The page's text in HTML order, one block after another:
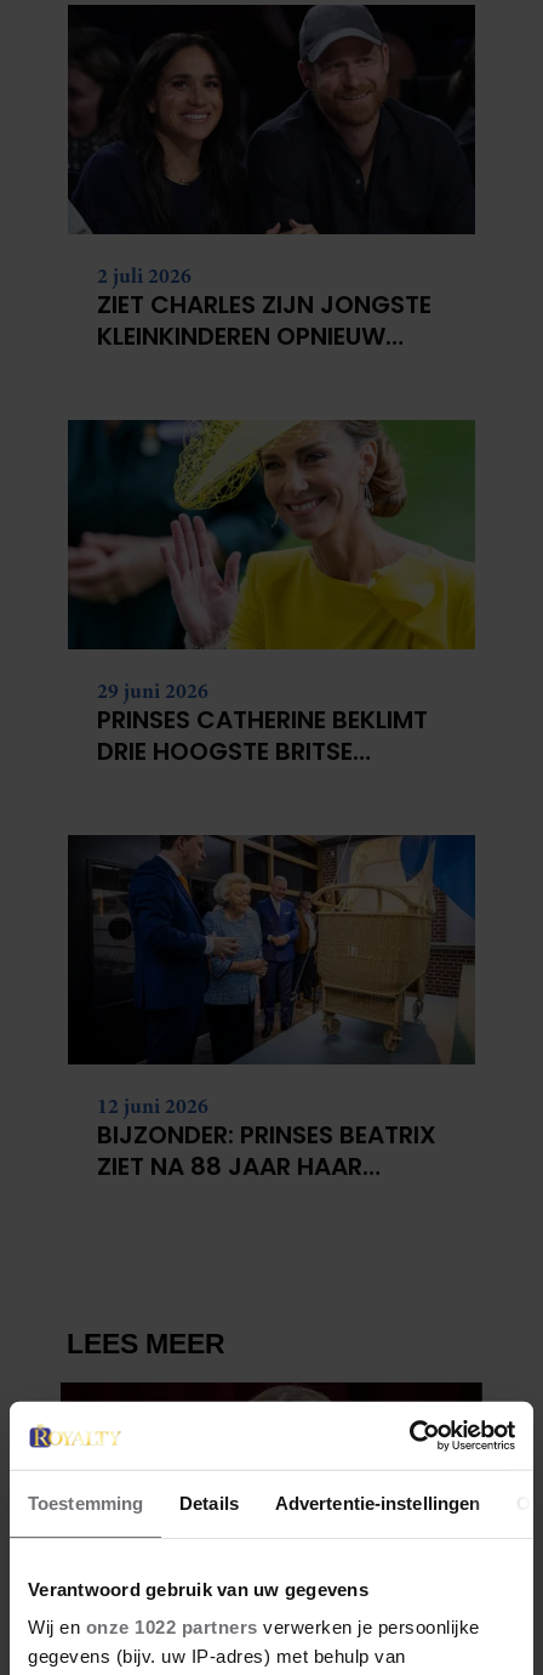
Toestemming Details Advertentie-instellingen
Verantwoord gebruik van uw gegevens
Wij en onze 1022 partners verwerken je persoonlijke
gegevens (bijv. uw IP-adres) met behulp van
2 juli 2026
ZIET CHARLES ZIJN JONGSTE
KLEINKINDEREN OPNIEUW
29 juni 2026
PRINSES CATHERINE BEKLIMT
DRIE HOOGSTE BRITSE
12 juni 2026
BIJZONDER: PRINSES BEATRIX
ZIET NA 88 JAAR HAAR